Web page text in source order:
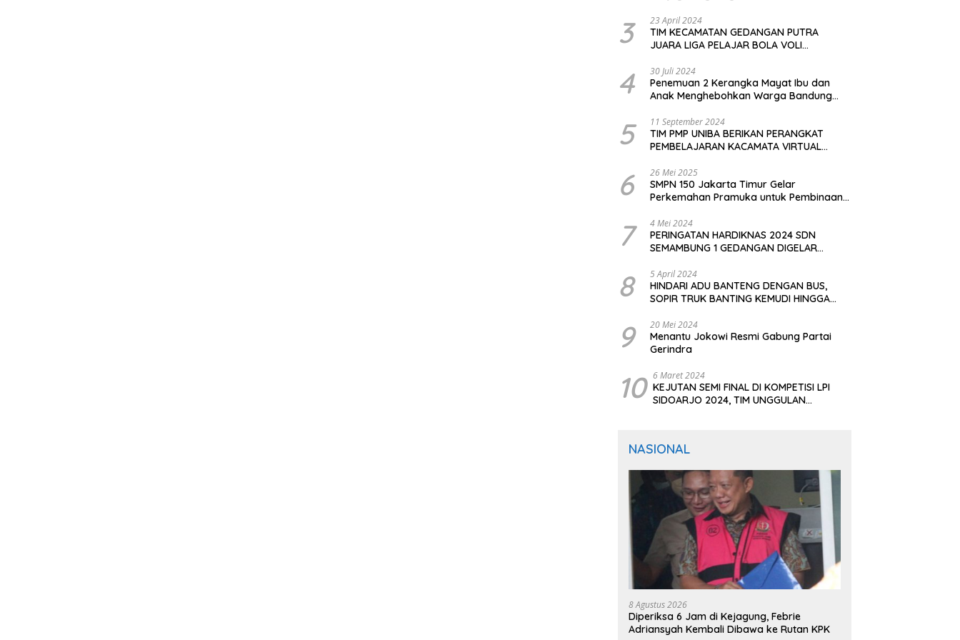
3 23 April 2024
TIM KECAMATAN GEDANGAN PUTRA
JUARA LIGA PELAJAR BOLA VOLI
4 30 Juli 2024
Penemuan 2 Kerangka Mayat Ibu dan
Anak Menghebohkan Warga Bandung
5 11 September 2024
TIM PMP UNIBA BERIKAN PERANGKAT
PEMBELAJARAN KACAMATA VIRTUAL
SERANG
6 26 Mei 2025
SMPN 150 Jakarta Timur Gelar
Perkemahan Pramuka untuk Pembinaan
7 4 Mei 2024
PERINGATAN HARDIKNAS 2024 SDN
SEMAMBUNG 1 GEDANGAN DIGELAR
8 5 April 2024
HINDARI ADU BANTENG DENGAN BUS,
SOPIR TRUK BANTING KEMUDI HINGGA
9 20 Mei 2024
Menantu Jokowi Resmi Gabung Partai
Gerindra
10 6 Maret 2024
KEJUTAN SEMI FINAL DI KOMPETISI LPI
SIDOARJO 2024, TIM UNGGULAN
NASIONAL
8 Agustus 2026
Diperiksa 6 Jam di Kejagung, Febrie
Adriansyah Kembali Dibawa ke Rutan KPK